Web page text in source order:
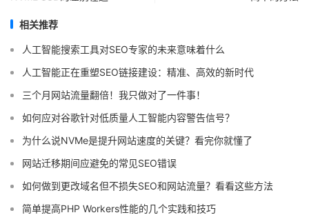
相关推荐
人工智能搜索工具对SEO专家的未来意味着什么
人工智能正在重塑SEO链接建设：精准、高效的新时代
三个月网站流量翻倍！我只做对了一件事！
如何应对谷歌针对低质量人工智能内容警告信号？
为什么说NVMe是提升网站速度的关键？看完你就懂了
网站迁移期间应避免的常见SEO错误
如何做到更改域名但不损失SEO和网站流量？看看这些方法
简单提高PHP Workers性能的几个实践和技巧